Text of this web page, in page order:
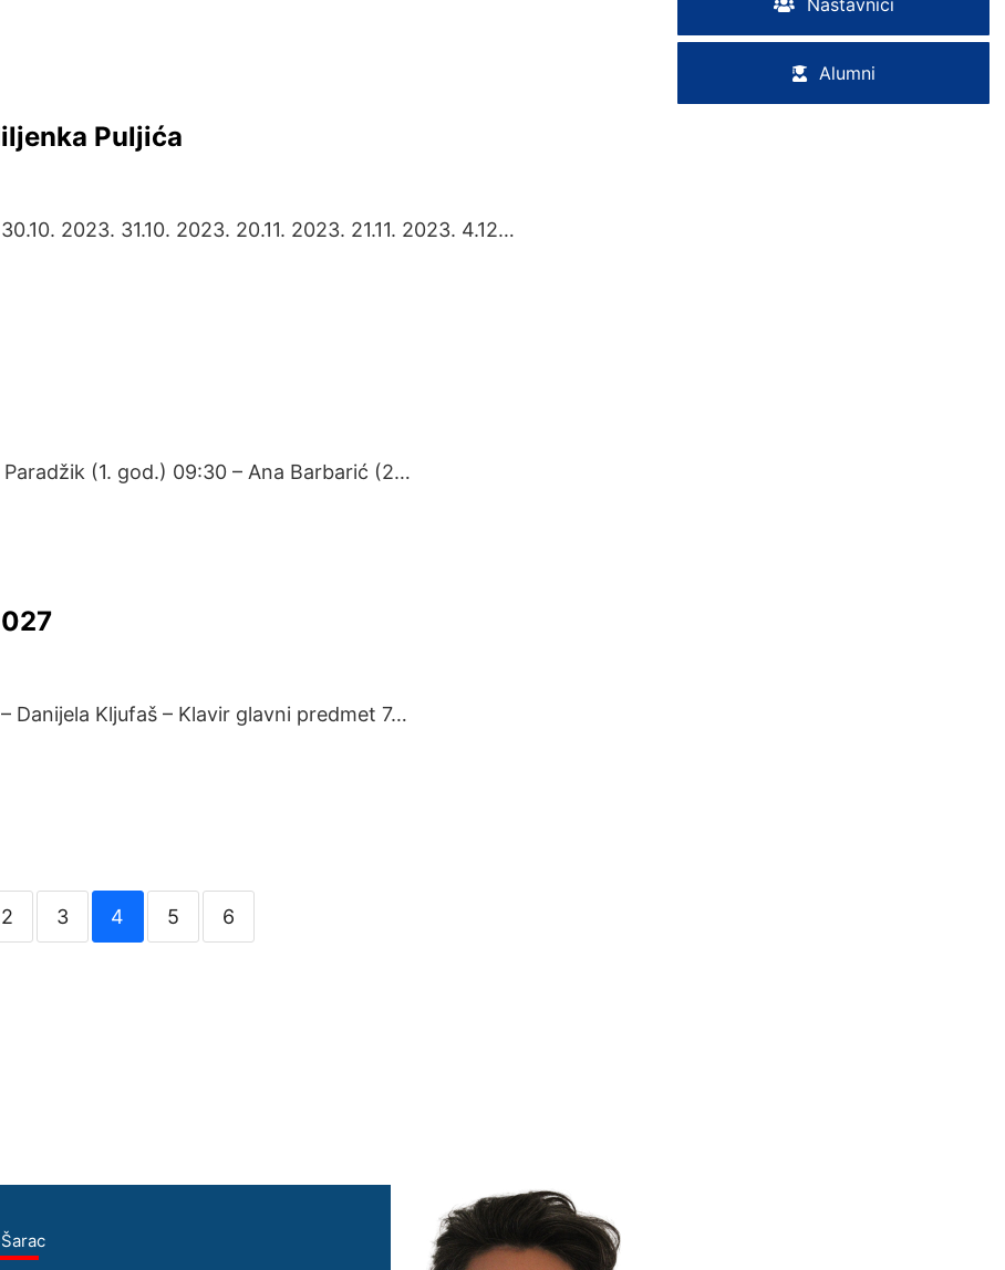
Puljića
2023. 31.10. 2023. 20.11. 2023. 21.11. 2023. 4.12…
(1. god.) 09:30 – Ana Barbarić (2…
Danijela Kljufaš – Klavir glavni predmet 7…
2 3 4 5 6
Nastavnici
Alumni